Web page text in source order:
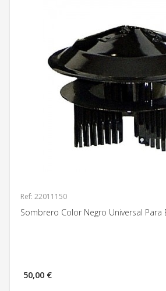
Ref: 22011150
Sombrero Color Negro Universal Para
50,00 €